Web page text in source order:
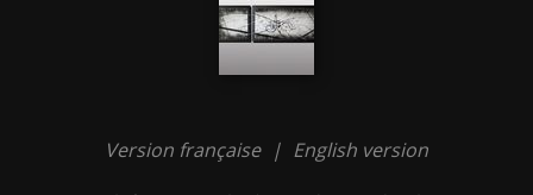
Version française | English version